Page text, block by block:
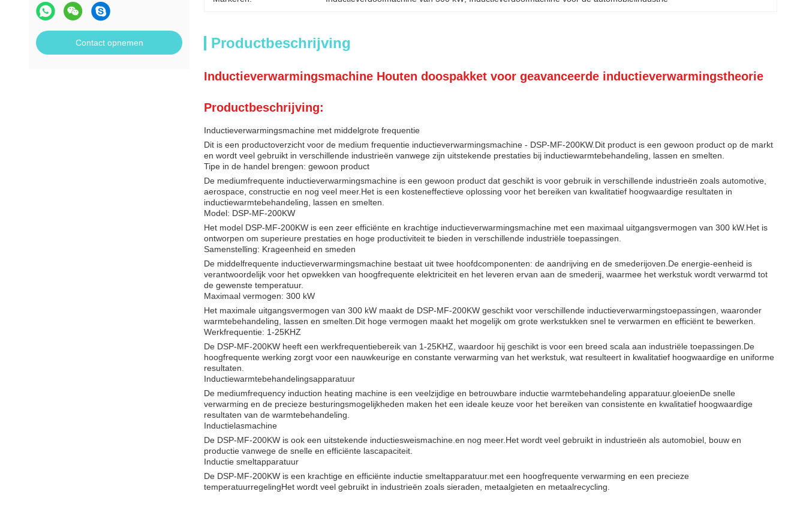
Contact opnemen Productbeschrijving
Inductieverwarmingsmachine Houten doospakket voor geavanceerde inductieverwarmingstheorie
Productbeschrijving:
Inductieverwarmingsmachine met middelgrote frequentie
Dit is een productoverzicht voor de medium frequentie inductieverwarmingsmachine - DSP-MF-200KW.Dit product is een gewoon product op de markt
en wordt veel gebruikt in verschillende industrieën vanwege zijn uitstekende prestaties bij inductiewarmtebehandeling, lassen en smelten.
Tipe in de handel brengen: gewoon product
De mediumfrequente inductieverwarmingsmachine is een gewoon product dat geschikt is voor gebruik in verschillende industrieën zoals automotive,
aerospace, constructie en nog veel meer.Het is een kosteneffectieve oplossing voor het bereiken van kwalitatief hoogwaardige resultaten in
inductiewarmtebehandeling, lassen en smelten.
Model: DSP-MF-200KW
Het model DSP-MF-200KW is een zeer efficiënte en krachtige inductieverwarmingsmachine met een maximaal uitgangsvermogen van 300 kW.Het is
ontworpen om superieure prestaties en hoge productiviteit te bieden in verschillende industriële toepassingen.
Samenstelling: Krageenheid en smeden
De middelfrequente inductieverwarmingsmachine bestaat uit twee hoofdcomponenten: de aandrijving en de smederijoven.De energie-eenheid is
verantwoordelijk voor het opwekken van hoogfrequente elektriciteit en het leveren ervan aan de smederij, waarmee het werkstuk wordt verwarmd tot
de gewenste temperatuur.
Maximaal vermogen: 300 kW
Het maximale uitgangsvermogen van 300 kW maakt de DSP-MF-200KW geschikt voor verschillende inductieverwarmingstoepassingen, waaronder
warmtebehandeling, lassen en smelten.Dit hoge vermogen maakt het mogelijk om grote werkstukken snel te verwarmen en efficiënt te bewerken.
Werkfrequentie: 1-25KHZ
De DSP-MF-200KW heeft een werkfrequentiebereik van 1-25KHZ, waardoor hij geschikt is voor een breed scala aan industriële toepassingen.De
hoogfrequente werking zorgt voor een nauwkeurige en constante verwarming van het werkstuk, wat resulteert in kwalitatief hoogwaardige en uniforme
resultaten.
Inductiewarmtebehandelingsapparatuur
De mediumfrequency induction heating machine is een veelzijdige en betrouwbare inductie warmtebehandeling apparatuur.gloeienDe snelle
verwarming en de precieze besturingsmogelijkheden maken het een ideale keuze voor het bereiken van consistente en kwalitatief hoogwaardige
resultaten van de warmtebehandeling.
Inductielasmachine
De DSP-MF-200KW is ook een uitstekende inductiesweismachine.en nog meer.Het wordt veel gebruikt in industrieën als automobiel, bouw en
productie vanwege de snelle en efficiënte lascapaciteit.
Inductie smeltapparatuur
De DSP-MF-200KW is een krachtige en efficiënte inductie smeltapparatuur.met een hoogfrequente verwarming en een precieze
temperatuurregelingHet wordt veel gebruikt in industrieën zoals sieraden, metaalgieten en metaalrecycling.